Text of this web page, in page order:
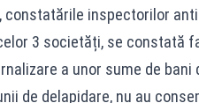
constatările inspectorilor
3 societăți, se constată
a unor sume de
de delapidare, nu au